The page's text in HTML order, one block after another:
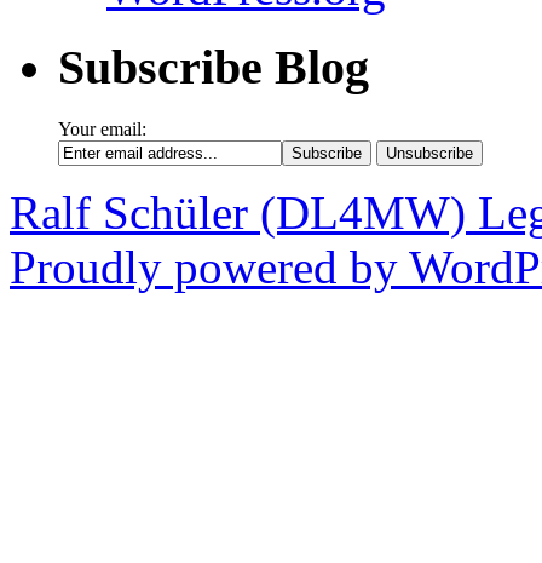
Subscribe Blog
Your email:
Ralf Schüler (DL4MW)
Proudly powered by